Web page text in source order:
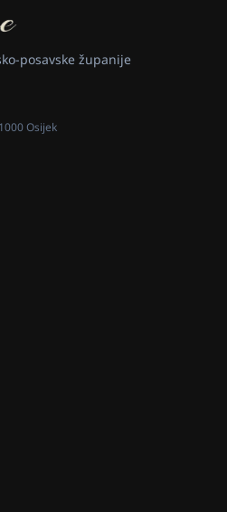
posavske županije
Osijek